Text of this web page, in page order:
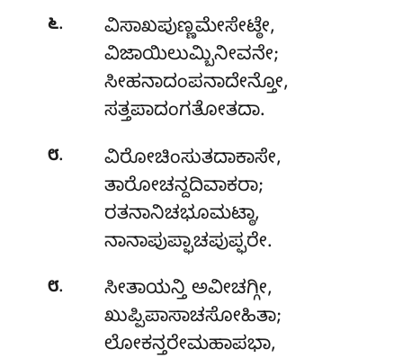
೬. ವಿಸಾಖಪುಣ್ಣಮೇಸೇಟ್ಠೇ,
ವಿಜಾಯಿಲುಮ್ಬಿನೀವನೇ;
ಸೀಹನಾದಂಪನಾದೇನ್ತೋ,
ಸತ್ತಪಾದಂಗತೋತದಾ.
೮. ವಿರೋಚಿಂಸುತದಾಕಾಸೇ,
ತಾರೋಚನ್ದದಿವಾಕರಾ;
ರತನಾನಿಚಭೂಮಟ್ಠಾ,
ನಾನಾಪುಪ್ಫಾಚಪುಪ್ಫರೇ.
೮. ಸೀತಾಯನ್ತಿ ಅವೀಚಗ್ಗೀ,
ಖುಪ್ಪಿಪಾಸಾಚಸೋಹಿತಾ;
ಲೋಕನ್ತರೇಮಹಾಪಭಾ,